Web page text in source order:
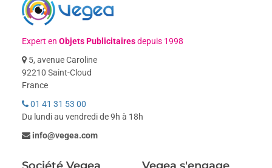
Expert enObjets Publicitairesdepuis 1998
5, avenue Caroline
92210 Saint-Cloud
France
01 41 31 53 00
Du lundi au vendredi de 9h à 18h
info@vegea.com